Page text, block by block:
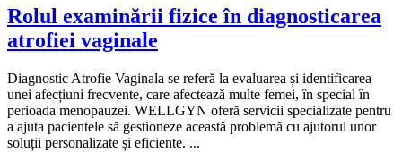
Rolul examinării fizice în diagnosticarea
atrofiei vaginale
Diagnostic Atrofie Vaginala se referă la evaluarea și identificarea
unei afecțiuni frecvente, care afectează multe femei, în special în
perioada menopauzei. WELLGYN oferă servicii specializate pentru
a ajuta pacientele să gestioneze această problemă cu ajutorul unor
soluții personalizate și eficiente. ...